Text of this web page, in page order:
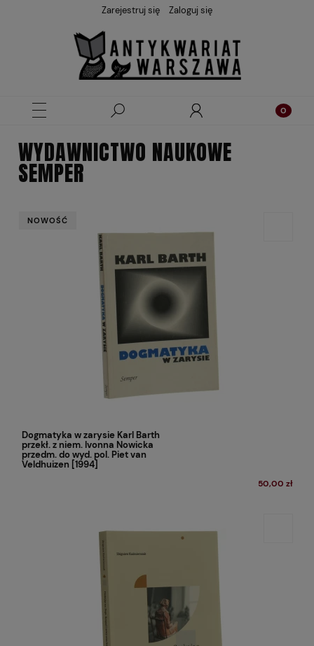
Zarejestruj się Zaloguj się
WYDAWNICTWO NAUKOWE
SEMPER
Dogmatyka w zarysie Karl Barth
przekł. z niem. Ivonna Nowicka
przedm. do wyd. pol. Piet van
Veldhuizen [1994]
50,00 zł
NOWOŚĆ